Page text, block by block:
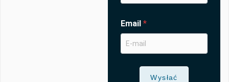
Email*
Wysłać